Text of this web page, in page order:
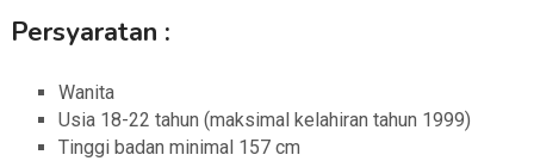
Persyaratan :
Wanita
Usia 18-22 tahun (maksimal kelahiran tahun 1999)
Tinggi badan minimal 157 cm